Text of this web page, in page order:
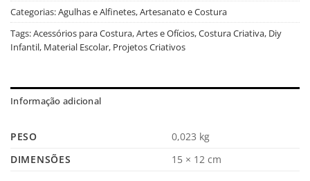
Categorias:Agulhas e Alfinetes,Artesanato e Costura
Tags:Acessórios para Costura,Artes e Ofícios,Costura Criativa, Diy
Infantil, Material Escolar, Projetos Criativos
Informação adicional
PESO
0,023 kg
DIMENSÕES
15 × 12 cm